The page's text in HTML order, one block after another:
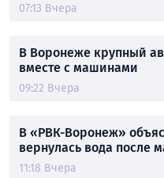
07:13 Вчера
В Воронеже крупный
вместе с машинами
09:22 Вчера
В «РВК-Воронеж»
вернулась вода после
11:18 Вчера